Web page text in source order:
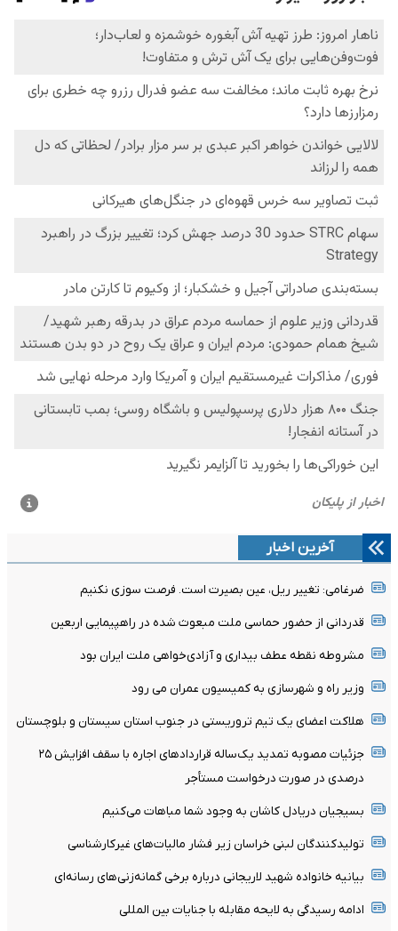
آخرین اخبار
ضرغامی: تغییر ریل، عین بصیرت است. فرصت سوزی نکنیم
قدردانی از حضور حماسی ملت مبعوث شده در راهپیمایی اربعین
مشروطه نقطه عطف بیداری و آزادی‌خواهی ملت ایران بود
وزیر راه و شهرسازی به کمیسیون عمران می رود
هلاکت اعضای یک تیم تروریستی در جنوب استان سیستان و بلوچستان
جزئیات مصوبه تمدید یک‌ساله قرارداد‌های اجاره با سقف افزایش ۲۵
درصدی در صورت درخواست مستأجر
بسیجیان‌ دریادل‌ کاشان به‌ وجود شما مباهات می‌کنیم
تولیدکنندگان لبنی خراسان زیر فشار مالیات‌های غیرکارشناسی
بیانیه خانواده شهید لاریجانی درباره برخی گمانه‌زنی‌های رسانه‌ای
ادامه رسیدگی به لایحه مقابله با جنایات بین المللی